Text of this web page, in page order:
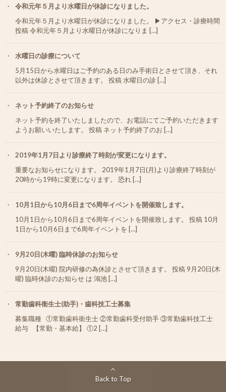
令和元年５月より水曜日が休診になりました。
令和元年５月より水曜日が休診になりました。 ▶︎アクセス・診療時間
投稿 令和元年５月より水曜日が休診になりま […]
水曜日の診療について
5月15日から水曜日はご予約のある日のみ手術日とさせて頂き、それ
以外は休診とさせて頂きます。 投稿 水曜日の診 […]
ネット予約終了のお知らせ
ネット予約を終了いたしましたので、お電話にてご予約いただきます
ようお願いいたします。 投稿 ネット予約終了のお […]
2019年1月7日より診療終了時刻が変更になります。
重要なお知らせになります。 2019年1月7日(月)より診療終了時刻が
20時から19時に変更になります。 恐れ […]
10月1日から10月6日まで6周年イベントを開催致します。
10月1日から10月6日まで6周年イベントを開催致します。 投稿 10月
1日から10月6日まで6周年イベントを […]
9月20日(木曜) 臨時休診のお知らせ
9月20日(木曜) 院内研修の為休診とさせて頂きます。 投稿 9月20日(木
曜) 臨時休診のお知らせ は 鴻池 […]
常勤歯科衛生士(助手)・歯科技工士募集
募集職種 ①常勤歯科衛生士 ②常勤歯科受付助手 ③常勤歯科技工士
給与 【常勤・基本給】 ①2 […]
Back to Top